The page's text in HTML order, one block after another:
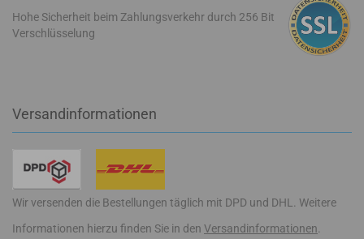
Hohe Sicherheit beim Zahlungsverkehr durch 256 Bit
Verschlüsselung
Versandinformationen
Wir versenden die Bestellungen täglich mit DPD und DHL. Weitere
Informationen hierzu finden Sie in den Versandinformationen